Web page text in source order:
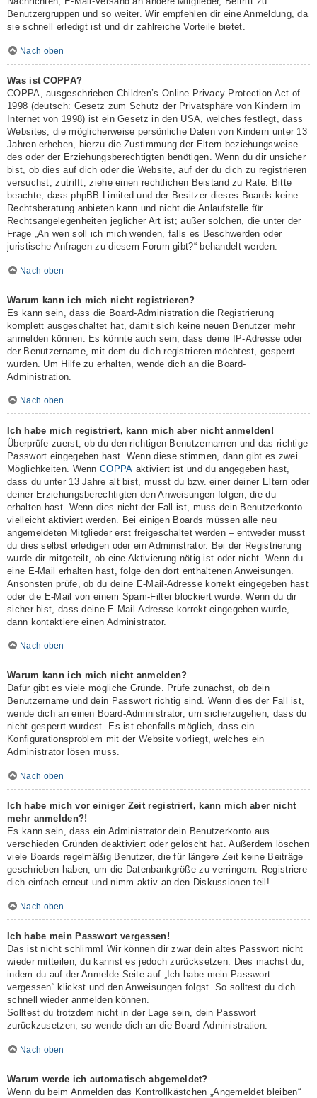
Benutzergruppen und so weiter. Wir empfehlen dir eine Anmeldung, da
sie schnell erledigt ist und dir zahlreiche Vorteile bietet.
Nach oben
Was ist COPPA?
COPPA, ausgeschrieben Children’s Online Privacy Protection Act of
1998 (deutsch: Gesetz zum Schutz der Privatsphäre von Kindern im
Internet von 1998) ist ein Gesetz in den USA, welches festlegt, dass
Websites, die möglicherweise persönliche Daten von Kindern unter 13
Jahren erheben, hierzu die Zustimmung der Eltern beziehungsweise
des oder der Erziehungsberechtigten benötigen. Wenn du dir unsicher
bist, ob dies auf dich oder die Website, auf der du dich zu registrieren
versuchst, zutrifft, ziehe einen rechtlichen Beistand zu Rate. Bitte
beachte, dass phpBB Limited und der Besitzer dieses Boards keine
Rechtsberatung anbieten kann und nicht die Anlaufstelle für
Rechtsangelegenheiten jeglicher Art ist; außer solchen, die unter der
Frage „An wen soll ich mich wenden, falls es Beschwerden oder
juristische Anfragen zu diesem Forum gibt?“ behandelt werden.
Nach oben
Warum kann ich mich nicht registrieren?
Es kann sein, dass die Board-Administration die Registrierung
komplett ausgeschaltet hat, damit sich keine neuen Benutzer mehr
anmelden können. Es könnte auch sein, dass deine IP-Adresse oder
der Benutzername, mit dem du dich registrieren möchtest, gesperrt
wurden. Um Hilfe zu erhalten, wende dich an die Board-
Administration.
Nach oben
Ich habe mich registriert, kann mich aber nicht anmelden!
Überprüfe zuerst, ob du den richtigen Benutzernamen und das richtige
Passwort eingegeben hast. Wenn diese stimmen, dann gibt es zwei
Möglichkeiten. WennCOPPA aktiviert ist und du angegeben hast,
dass du unter 13 Jahre alt bist, musst du bzw. einer deiner Eltern oder
deiner Erziehungsberechtigten den Anweisungen folgen, die du
erhalten hast. Wenn dies nicht der Fall ist, muss dein Benutzerkonto
vielleicht aktiviert werden. Bei einigen Boards müssen alle neu
angemeldeten Mitglieder erst freigeschaltet werden – entweder musst
du dies selbst erledigen oder ein Administrator. Bei der Registrierung
wurde dir mitgeteilt, ob eine Aktivierung nötig ist oder nicht. Wenn du
eine E-Mail erhalten hast, folge den dort enthaltenen Anweisungen.
Ansonsten prüfe, ob du deine E-Mail-Adresse korrekt eingegeben hast
oder die E-Mail von einem Spam-Filter blockiert wurde. Wenn du dir
sicher bist, dass deine E-Mail-Adresse korrekt eingegeben wurde,
dann kontaktiere einen Administrator.
Nach oben
Warum kann ich mich nicht anmelden?
Dafür gibt es viele mögliche Gründe. Prüfe zunächst, ob dein
Benutzername und dein Passwort richtig sind. Wenn dies der Fall ist,
wende dich an einen Board-Administrator, um sicherzugehen, dass du
nicht gesperrt wurdest. Es ist ebenfalls möglich, dass ein
Konfigurationsproblem mit der Website vorliegt, welches ein
Administrator lösen muss.
Nach oben
Ich habe mich vor einiger Zeit registriert, kann mich aber nicht
mehr anmelden?!
Es kann sein, dass ein Administrator dein Benutzerkonto aus
verschieden Gründen deaktiviert oder gelöscht hat. Außerdem löschen
viele Boards regelmäßig Benutzer, die für längere Zeit keine Beiträge
geschrieben haben, um die Datenbankgröße zu verringern. Registriere
dich einfach erneut und nimm aktiv an den Diskussionen teil!
Nach oben
Ich habe mein Passwort vergessen!
Das ist nicht schlimm! Wir können dir zwar dein altes Passwort nicht
wieder mitteilen, du kannst es jedoch zurücksetzen. Dies machst du,
indem du auf der Anmelde-Seite auf „Ich habe mein Passwort
vergessen“ klickst und den Anweisungen folgst. So solltest du dich
schnell wieder anmelden können.
Solltest du trotzdem nicht in der Lage sein, dein Passwort
zurückzusetzen, so wende dich an die Board-Administration.
Nach oben
Warum werde ich automatisch abgemeldet?
Wenn du beim Anmelden das Kontrollkästchen „Angemeldet bleiben“